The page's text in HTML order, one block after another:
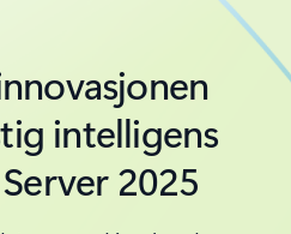
intelligens
2025